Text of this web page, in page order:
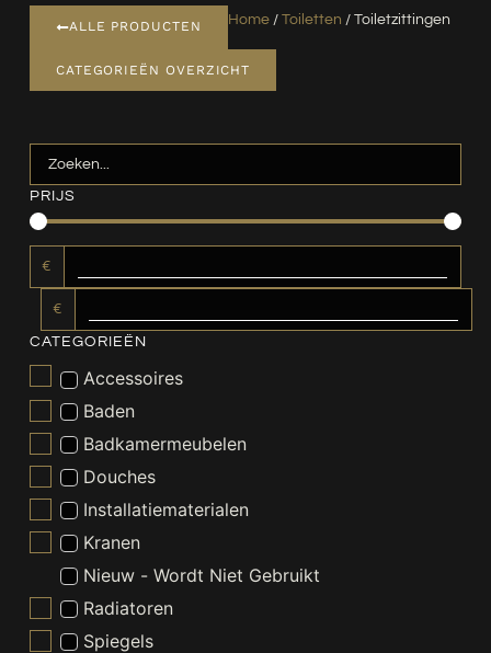
ALLE PRODUCTEN Home/ Toiletten / Toiletzittingen
CATEGORIEËN OVERZICHT
PRIJS
€
€
CATEGORIEËN
Accessoires
Baden
Badkamermeubelen
Douches
Installatiematerialen
Kranen
Nieuw - Wordt Niet Gebruikt
Radiatoren
Spiegels